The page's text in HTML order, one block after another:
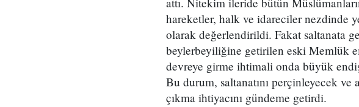
hareketler, halk ve idareciler nezdinde
olarak değerlendirildi. Fakat saltanata
beylerbeyiliğine getirilen eski Memlük
devreye girme ihtimali onda büyük
Bu durum, saltanatını perçinleyecek
çıkma ihtiyacını gündeme getirdi.